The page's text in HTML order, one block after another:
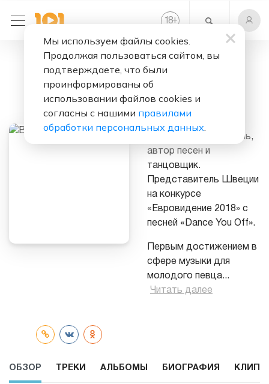
18+
Benjamin
Ingrosso
шведский исполнитель,
автор песен и
танцовщик.
Представитель Швеции
на конкурсе
«Евровидение 2018» с
песней «Dance You Off».
Первым достижением в
сфере музыки для
молодого певца...
Читать далее
ОБЗОР ТРЕКИ АЛЬБОМЫ БИОГРАФИЯ КЛИПЫ
Мы используем файлы cookies.
Продолжая пользоваться сайтом, вы
подтверждаете, что были
проинформированы об
использовании файлов cookies и
согласны с нашими правилами
обработки персональных данных.